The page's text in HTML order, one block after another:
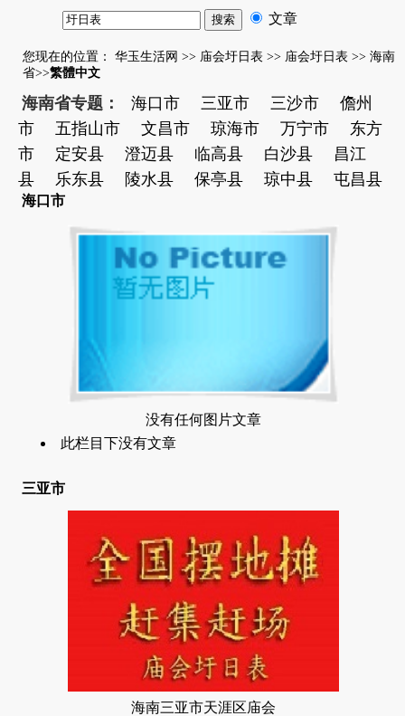
文章
您现在的位置： 华玉生活网 >> 庙会圩日表 >> 庙会圩日表 >> 海南
省>>繁體中文
海南省专题： 海口市 三亚市 三沙市
儋州
市
五指山市 文昌市 琼海市 万宁市
东方
市
定安县 澄迈县 临高县 白沙县
昌江
县
乐东县 陵水县 保亭县 琼中县 屯昌县
海口市
没有任何图片文章
此栏目下没有文章
三亚市
海南三亚市天涯区庙会